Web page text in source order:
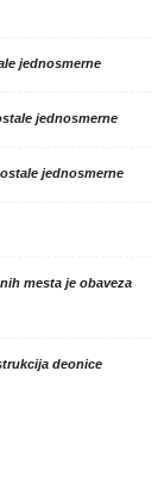
jednosmerne
jednosmerne
jednosmerne
mesta je obaveza
deonice